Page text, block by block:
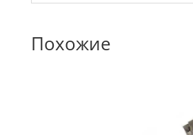
Похожие